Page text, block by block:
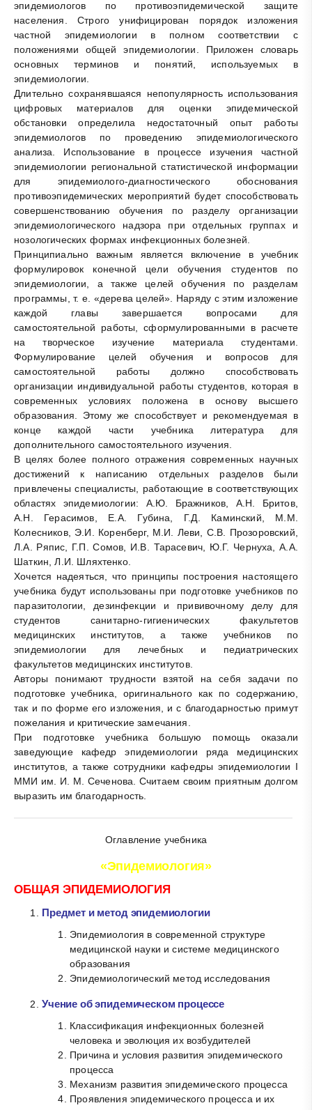
эпидемиологов по противоэпидемической защите
населения. Строго унифицирован порядок изложения
частной эпидемиологии в полном соответствии с
положениями общей эпидемиологии. Приложен словарь
основных терминов и понятий, используемых в
эпидемиологии.
Длительно сохранявшаяся непопулярность использования
цифровых материалов для оценки эпидемической
обстановки определила недостаточный опыт работы
эпидемиологов по проведению эпидемиологического
анализа. Использование в процессе изучения частной
эпидемиологии региональной статистической информации
для эпидемиолого-диагностического обоснования
противоэпидемических мероприятий будет способствовать
совершенствованию обучения по разделу организации
эпидемиологического надзора при отдельных группах и
нозологических формах инфекционных болезней.
Принципиально важным является включение в учебник
формулировок конечной цели обучения студентов по
эпидемиологии, а также целей обучения по разделам
программы, т. е. «дерева целей». Наряду с этим изложение
каждой главы завершается вопросами для
самостоятельной работы, сформулированными в расчете
на творческое изучение материала студентами.
Формулирование целей обучения и вопросов для
самостоятельной работы должно способствовать
организации индивидуальной работы студентов, которая в
современных условиях положена в основу высшего
образования. Этому же способствует и рекомендуемая в
конце каждой части учебника литература для
дополнительного самостоятельного изучения.
В целях более полного отражения современных научных
достижений к написанию отдельных разделов были
привлечены специалисты, работающие в соответствующих
областях эпидемиологии: А.Ю. Бражников, А.Н. Бритов,
А.Н. Герасимов, Е.А. Губина, Г.Д. Каминский, М.М.
Колесников, Э.И. Коренберг, М.И. Леви, С.В. Прозоровский,
Л.А. Ряпис, Г.П. Сомов, И.В. Тарасевич, Ю.Г. Чернуха, А.А.
Шаткин, Л.И. Шляхтенко.
Хочется надеяться, что принципы построения настоящего
учебника будут использованы при подготовке учебников по
паразитологии, дезинфекции и прививочному делу для
студентов санитарно-гигиенических факультетов
медицинских институтов, а также учебников по
эпидемиологии для лечебных и педиатрических
факультетов медицинских институтов.
Авторы понимают трудности взятой на себя задачи по
подготовке учебника, оригинального как по содержанию,
так и по форме его изложения, и с благодарностью примут
пожелания и критические замечания.
При подготовке учебника большую помощь оказали
заведующие кафедр эпидемиологии ряда медицинских
институтов, а также сотрудники кафедры эпидемиологии I
ММИ им. И. М. Сеченова. Считаем своим приятным долгом
выразить им благодарность.
Оглавление учебника
«Эпидемиология»
ОБЩАЯ ЭПИДЕМИОЛОГИЯ
Предмет и метод эпидемиологии
Эпидемиология в современной структуре
медицинской науки и системе медицинского
образования
Эпидемиологический метод исследования
Учение об эпидемическом процессе
Классификация инфекционных болезней
человека и эволюция их возбудителей
Причина и условия развития эпидемического
процесса
Механизм развития эпидемического процесса
Проявления эпидемического процесса и их